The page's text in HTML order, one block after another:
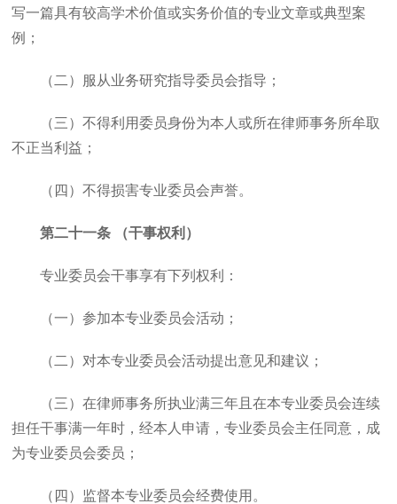
写一篇具有较高学术价值或实务价值的专业文章或典型案
例；
（二）服从业务研究指导委员会指导；
（三）不得利用委员身份为本人或所在律师事务所牟取
不正当利益；
（四）不得损害专业委员会声誉。
第二十一条 （干事权利）
专业委员会干事享有下列权利：
（一）参加本专业委员会活动；
（二）对本专业委员会活动提出意见和建议；
（三）在律师事务所执业满三年且在本专业委员会连续
担任干事满一年时，经本人申请，专业委员会主任同意，成
为专业委员会委员；
（四）监督本专业委员会经费使用。